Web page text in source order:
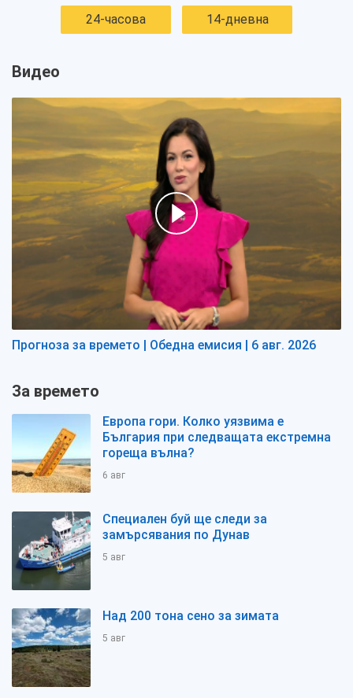
24-часова 14-дневна
Видео
Прогноза за времето | Обедна емисия | 6 авг. 2026
За времето
Европа гори. Колко уязвима е
България при следващата екстремна
гореща вълна?
6 авг
Специален буй ще следи за
замърсявания по Дунав
5 авг
Над 200 тона сено за зимата
5 авг